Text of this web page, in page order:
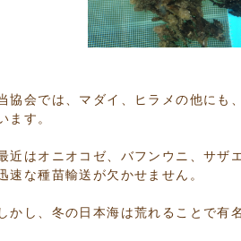
協会では、マダイ、ヒラメの他にも
ます。
近はオニオコゼ、バフンウニ、サザ
速な種苗輸送が欠かせません。
しかし、冬の日本海は荒れることで有名